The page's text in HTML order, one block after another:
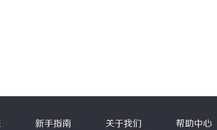
新手指南 关于我们 帮助中心